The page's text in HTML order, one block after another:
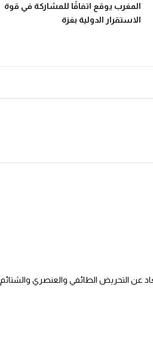
المغرب يوقع اتفاقًا للمشاركة في قوة
الاستقرار الدولية بغزة
عن التحريض الطائفي والعنصري والشتائم.